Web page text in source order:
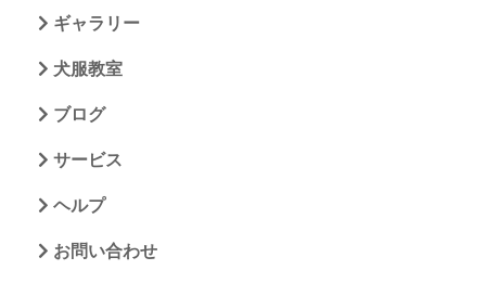
ギャラリー
犬服教室
ブログ
サービス
ヘルプ
お問い合わせ